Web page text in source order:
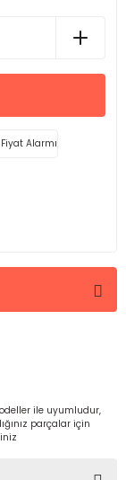
Fiyat Alarmı
ile uyumludur,
parçalar için